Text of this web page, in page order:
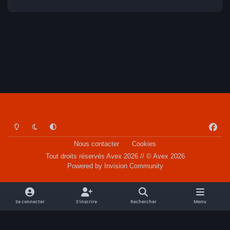
Light ModeDark ModeSystem Preference
a
o
k
Nous contacter
Cookies
Tout droits réservés Avex 2026 // © Avex 2026
Powered by Invision Community
Se connecter S’inscrire Rechercher Menu